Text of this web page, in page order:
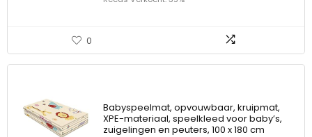
0
Babyspeelmat, opvouwbaar, kruipmat,
XPE-materiaal, speelkleed voor baby’s,
zuigelingen en peuters, 100 x 180 cm